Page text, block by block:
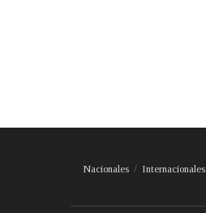
Nacionales Internacionales